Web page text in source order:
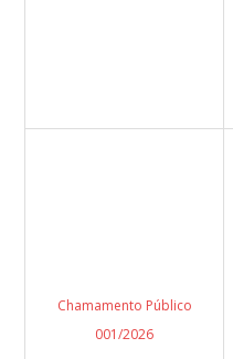
Chamamento Público
001/2026